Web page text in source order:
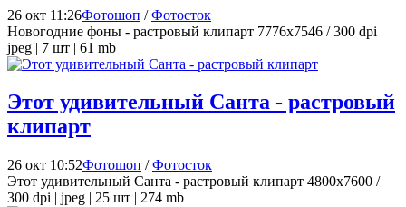
26 окт 11:26Фотошоп /Фотосток
Новогодние фоны - растровый клипарт 7776x7546 / 300 dpi |
jpeg | 7 шт | 61 mb
Этот удивительный Санта - растровый
клипарт
26 окт 10:52Фотошоп /Фотосток
Этот удивительный Санта - растровый клипарт 4800x7600 /
300 dpi | jpeg | 25 шт | 274 mb